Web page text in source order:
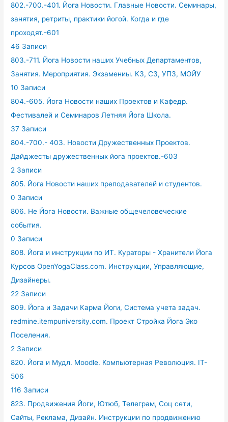
802.-700.-401. Йога Новости. Главные Новости. Семинары,
занятия, ретриты, практики йогой. Когда и где
проходят.-601
46 Записи
803.-711. Йога Новости наших Учебных Департаментов,
Занятия. Мероприятия. Экзамениы. КЗ, СЗ, УПЗ, МОЙУ
10 Записи
804.-605. Йога Новости наших Проектов и Кафедр.
Фестивалей и Семинаров Летняя Йога Школа.
37 Записи
804.-700.- 403. Новости Дружественных Проектов.
Дайджесты дружественных йога проектов.-603
2 Записи
805. Йога Новости наших преподавателей и студентов.
0 Записи
806. Не Йога Новости. Важные общечеловеческие
события.
0 Записи
808. Йога и инструкции по ИТ. Кураторы - Хранители Йога
Курсов OpenYogaClass.com. Инструкции, Управляющие,
Дизайнеры.
22 Записи
809. Йога и Задачи Карма Йоги, Система учета задач.
redmine.itempuniversity.com. Проект Стройка Йога Эко
Поселения.
2 Записи
820. Йога и Мудл. Moodle. Компьютерная Революция. IT-
506
116 Записи
823. Продвижения Йоги, Ютюб, Телеграм, Соц сети,
Сайты, Реклама, Дизайн. Инструкции по продвижению